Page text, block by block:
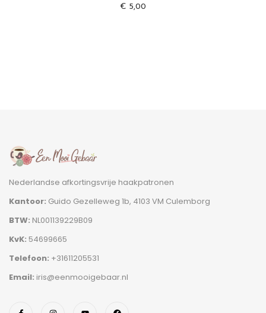
€ 5,00
Nederlandse afkortingsvrije haakpatronen
Kantoor: Guido Gezelleweg 1b, 4103 VM Culemborg
BTW: NL001139229B09
KvK: 54699665
Telefoon: +31611205531
Email: iris@eenmooigebaar.nl